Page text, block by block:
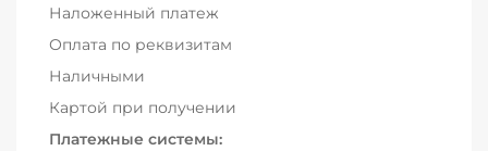
Наложенный платеж
Оплата по реквизитам
Наличными
Картой при получении
Платежные системы: